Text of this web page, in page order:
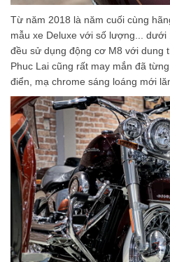
Từ năm 2018 là năm cuối cùng
mẫu xe Deluxe với số lượng...
đều sử dụng động cơ M8 với dung
Phuc Lai cũng rất may mắn đã
điển, mạ chrome sáng loáng mới